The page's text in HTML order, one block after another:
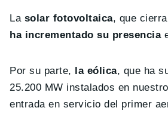
La solar fotovoltaica, que
ha incrementado su presencia
Por su parte, la eólica, que ha
25.200 MW instalados en
entrada en servicio del primer